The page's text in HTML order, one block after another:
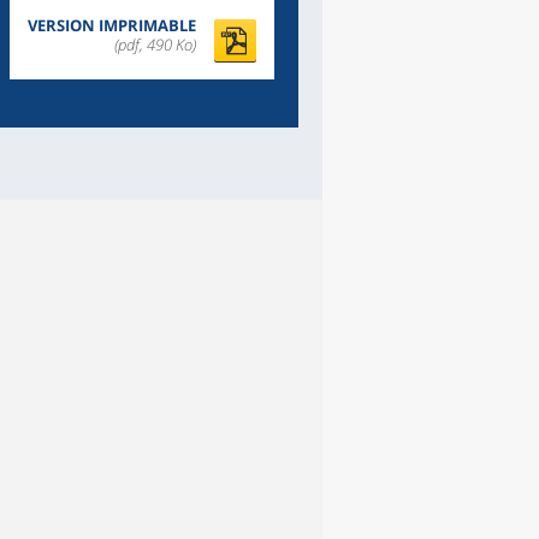
VERSION IMPRIMABLE
(pdf, 490 Ko)